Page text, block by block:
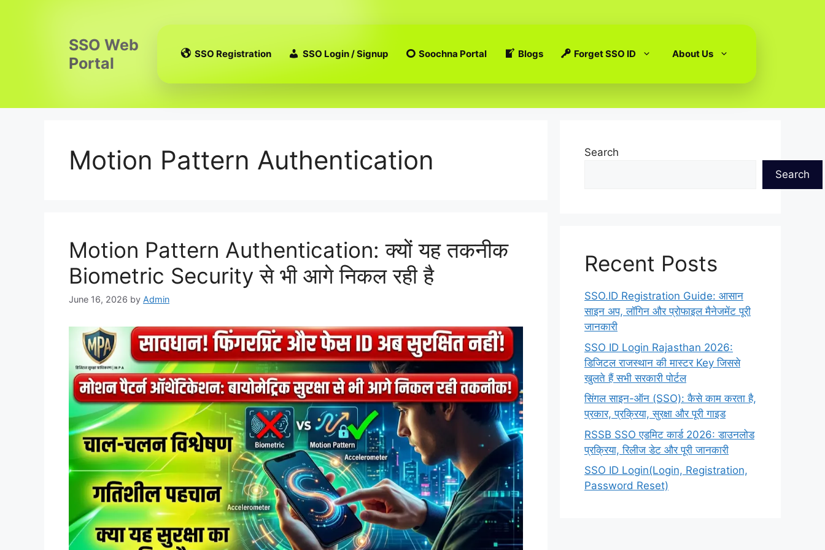
SSO Web
Portal
SSO Registration SSO Login / Signup Soochna Portal Blogs Forget SSO ID About Us
Motion Pattern Authentication
Motion Pattern Authentication: क्यों यह तकनीक
Biometric Security से भी आगे निकल रही है
June 16, 2026 by Admin
Search
Search
Recent Posts
SSO.ID Registration Guide: आसान
साइन अप, लॉगिन और प्रोफाइल मैनेजमेंट पूरी
जानकारी
SSO ID Login Rajasthan 2026:
डिजिटल राजस्थान की मास्टर Key जिससे
खुलते हैं सभी सरकारी पोर्टल
सिंगल साइन-ऑन (SSO): कैसे काम करता है,
प्रकार, प्रक्रिया, सुरक्षा और पूरी गाइड
RSSB SSO एडमिट कार्ड 2026: डाउनलोड
प्रक्रिया, रिलीज डेट और पूरी जानकारी
SSO ID Login(Login, Registration,
Password Reset)